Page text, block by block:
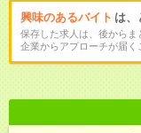
興味のあるバイト は、
保存した求人は、後からま
企業からアプローチが届く